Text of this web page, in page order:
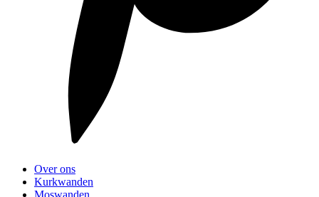
Over ons
Kurkwanden
Moswanden